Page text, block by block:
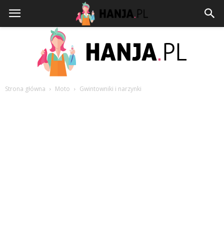
Strona główna Moto Gwintowniki i narzynki